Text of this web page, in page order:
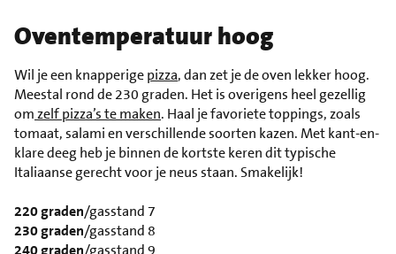
Oventemperatuur hoog
Wil je een knapperigepizza, dan zet je de oven lekker hoog.
Meestal rond de 230 graden. Het is overigens heel gezellig
omzelf pizza’s te maken. Haal je favoriete toppings, zoals
tomaat, salami en verschillende soorten kazen. Met kant-en-
klare deeg heb je binnen de kortste keren dit typische
Italiaanse gerecht voor je neus staan. Smakelijk!
220 graden/gasstand 7
230 graden/gasstand 8
240 graden/gasstand 9